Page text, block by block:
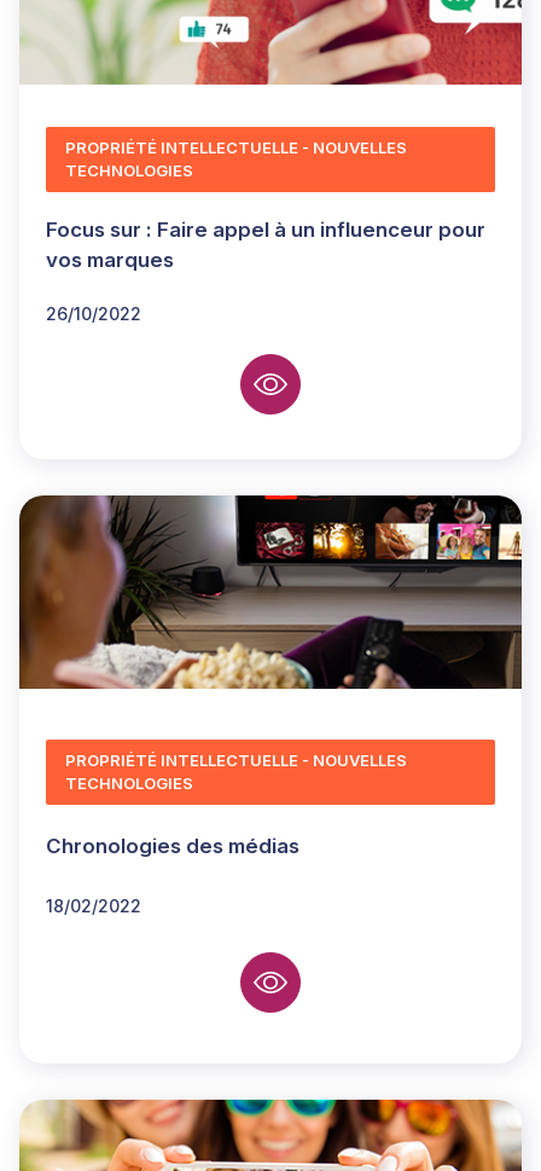
Focus sur : Faire appel à un influenceur pour
vos marques
26/10/2022
PROPRIÉTÉ INTELLECTUELLE - NOUVELLES
TECHNOLOGIES
Chronologies des médias
18/02/2022
PROPRIÉTÉ INTELLECTUELLE - NOUVELLES
TECHNOLOGIES